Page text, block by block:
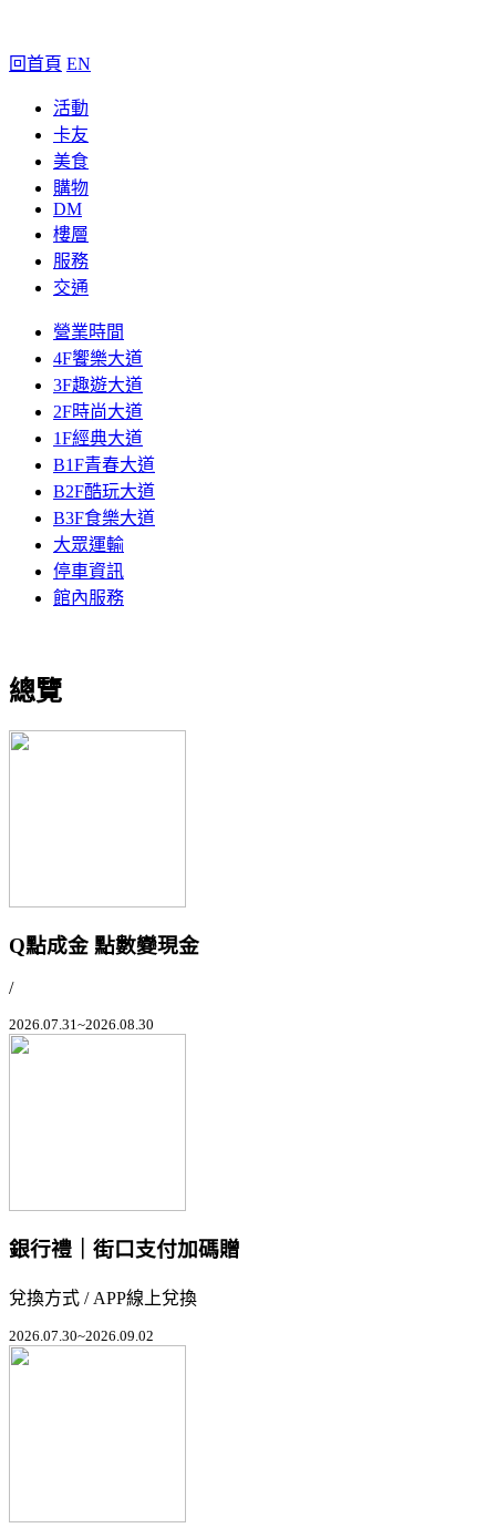
回首頁 EN
活動
卡友
美食
購物
DM
樓層
服務
交通
營業時間
4F饗樂大道
3F趣遊大道
2F時尚大道
1F經典大道
B1F青春大道
B2F酷玩大道
B3F食樂大道
大眾運輸
停車資訊
館內服務
總覽
Q點成金 點數變現金
/
2026.07.31~2026.08.30
銀行禮｜街口支付加碼贈
兌換方式 / APP線上兌換
2026.07.30~2026.09.02